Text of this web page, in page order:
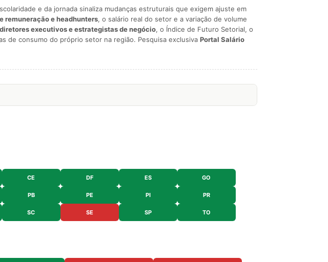
e da jornada sinaliza mudanças estruturais que exigem ajuste em
remuneração e headhunters, o salário real do setor e a variação de volume
diretores executivos e estrategistas de negócio, o Índice de Futuro Setorial, o
de consumo do próprio setor na região. Pesquisa exclusiva Portal Salário
CE DF ES GO
PB PE PI PR
SC SE SP TO